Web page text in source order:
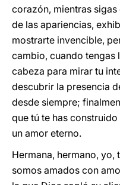
corazón, mientras
de las apariencias,
mostrarte invencible,
cambio, cuando tengas
cabeza para mirar tu
descubrir la presencia
desde siempre;
que tú te has
un amor eterno.
Hermana, hermano, yo,
somos amados con